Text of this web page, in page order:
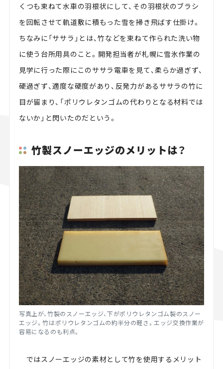
くつも束ねて水車の羽根状にして、その羽根状のブラシ
を回転させて軌道敷に積もった雪を掃き飛ばす仕掛け。
ちなみに「ササラ」とは、竹などを束ねて作られた洗い物
に使う台所用具のこと。開発担当者が札幌に雪氷作業の
見学に行った際にこのササラ電車を見て、柔らか過ぎず、
硬過ぎず、適度な硬度があり、反発力があるササラの竹に
目が留まり、「ポリウレタンゴムの代わりとなる材料では
ないか」と閃いたのだという。
竹製スノーエッジのメリットは？
写真上が、竹製のスノーエッジ、下がポリウレタンゴム製のスノー
エッジ。竹はポリウレタンゴムの約半分の軽さ。エッジ交換作業が
容易になるのも利点。
ではスノーエッジの素材として竹を使用するメリット